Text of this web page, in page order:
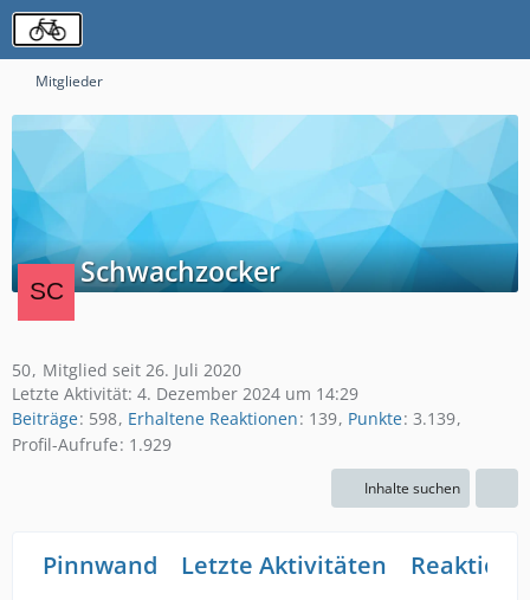
Mitglieder
Schwachzocker
50 Mitglied seit 26. Juli 2020
Letzte Aktivität: 4. Dezember 2024 um 14:29
Beiträge 598 Erhaltene Reaktionen 139 Punkte 3.139
Profil-Aufrufe 1.929
Inhalte suchen
Pinnwand Letzte Aktivitäten